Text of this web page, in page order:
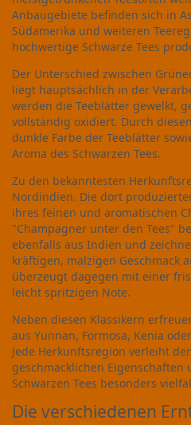
Anbaugebiete befinden sich in
Südamerika und weiteren
hochwertige Schwarze Tees
Der Unterschied zwischen
liegt hauptsächlich in der
werden die Teeblätter gewelkt,
vollständig oxidiert. Durch
dunkle Farbe der Teeblätter
Aroma des Schwarzen Tees.
Zu den bekanntesten
Nordindien. Die dort
ihres feinen und aromatischen
"Champagner unter den Tees"
ebenfalls aus Indien und
kräftigen, malzigen Geschmack
überzeugt dagegen mit einer
leicht spritzigen Note.
Neben diesen Klassikern
aus Yunnan, Formosa, Kenia
Jede Herkunftsregion verleiht
geschmacklichen Eigenschaften
Schwarzen Tees besonders
Die verschiedenen